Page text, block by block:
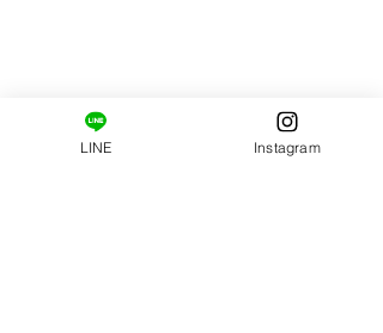
LINE Instagram